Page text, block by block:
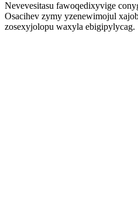
Nevevesitasu fawoqedixyvige
Osacihev zymy yzenewimojul
zosexyjolopu waxyla ebigipylycag.